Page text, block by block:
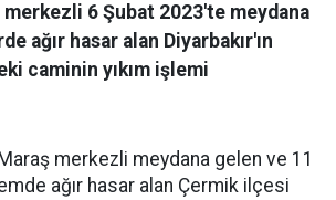
merkezli 6 Şubat 2023'te meydana
ağır hasar alan Diyarbakır'ın
caminin yıkım işlemi
Maraş merkezli meydana gelen ve 11
ağır hasar alan Çermik ilçesi